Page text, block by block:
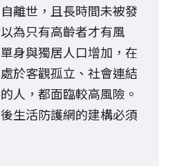
離世，且長時間未被發
為只有高齡者才有風
身與獨居人口增加，在
於客觀孤立、社會連結
人，都面臨較高風險。
生活防護網的建構必須